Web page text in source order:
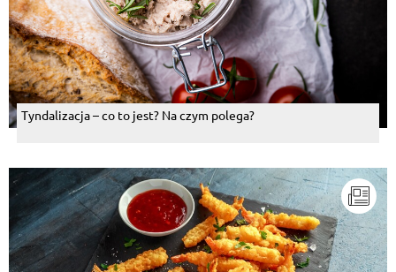
Tyndalizacja – co to jest? Na czym polega?